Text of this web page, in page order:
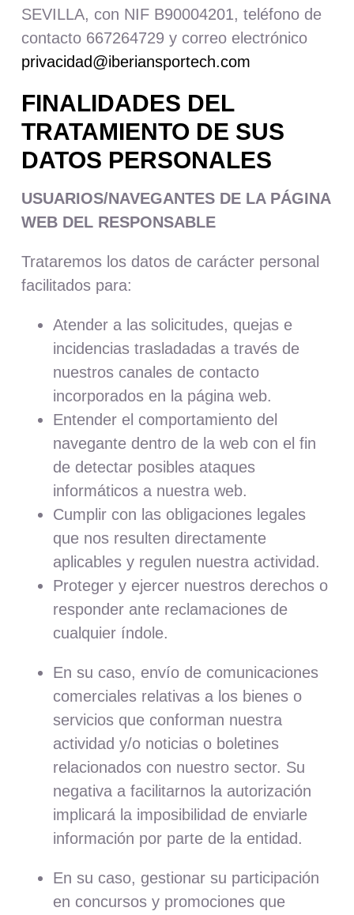
SEVILLA, con NIF B90004201, teléfono de
contacto 667264729 y correo electrónico
privacidad@iberiansportech.com
FINALIDADES DEL
TRATAMIENTO DE SUS
DATOS PERSONALES
USUARIOS/NAVEGANTES DE LA PÁGINA
WEB DEL RESPONSABLE
Trataremos los datos de carácter personal
facilitados para:
Atender a las solicitudes, quejas e
incidencias trasladadas a través de
nuestros canales de contacto
incorporados en la página web.
Entender el comportamiento del
navegante dentro de la web con el fin
de detectar posibles ataques
informáticos a nuestra web.
Cumplir con las obligaciones legales
que nos resulten directamente
aplicables y regulen nuestra actividad.
Proteger y ejercer nuestros derechos o
responder ante reclamaciones de
cualquier índole.
En su caso, envío de comunicaciones
comerciales relativas a los bienes o
servicios que conforman nuestra
actividad y/o noticias o boletines
relacionados con nuestro sector. Su
negativa a facilitarnos la autorización
implicará la imposibilidad de enviarle
información por parte de la entidad.
En su caso, gestionar su participación
en concursos y promociones que